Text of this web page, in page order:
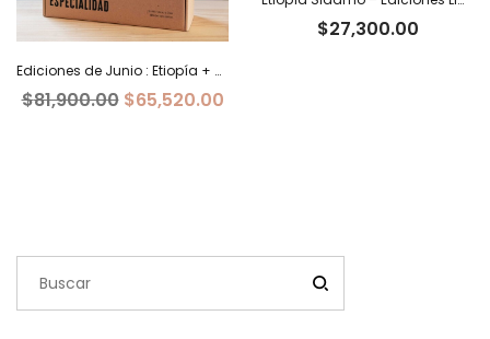
Ediciones de Junio : Etiopía + Burundi+ Costa Rica
$81,900.00 El
$65,520.00El
$27,300.00